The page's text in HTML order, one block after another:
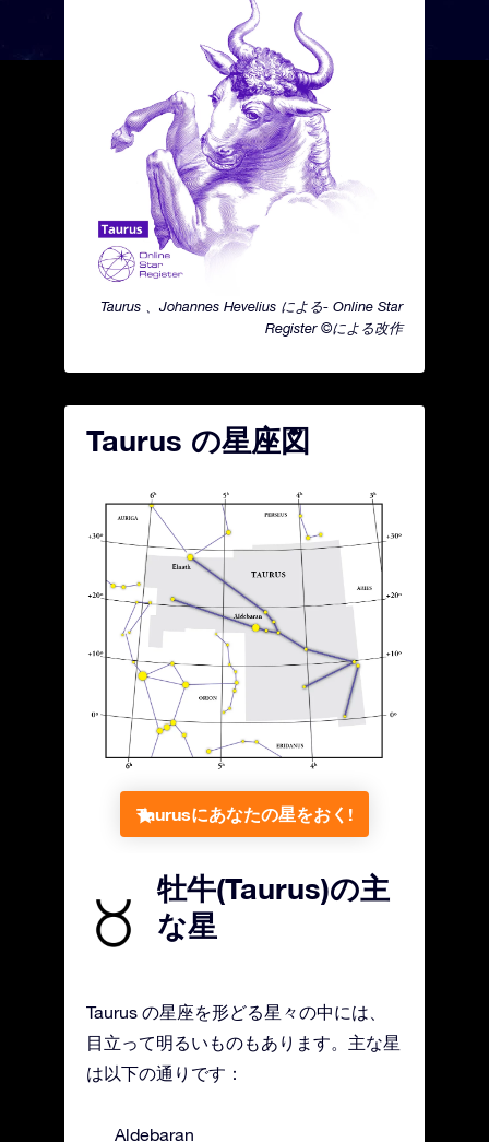
Taurus 、Johannes Hevelius による- Online Star
Register ©による改作
Taurus の星座図
Taurusにあなたの星をおく!
牡牛(Taurus)の主
な星
Taurus の星座を形どる星々の中には、
目立って明るいものもあります。主な星
は以下の通りです：
Aldebaran